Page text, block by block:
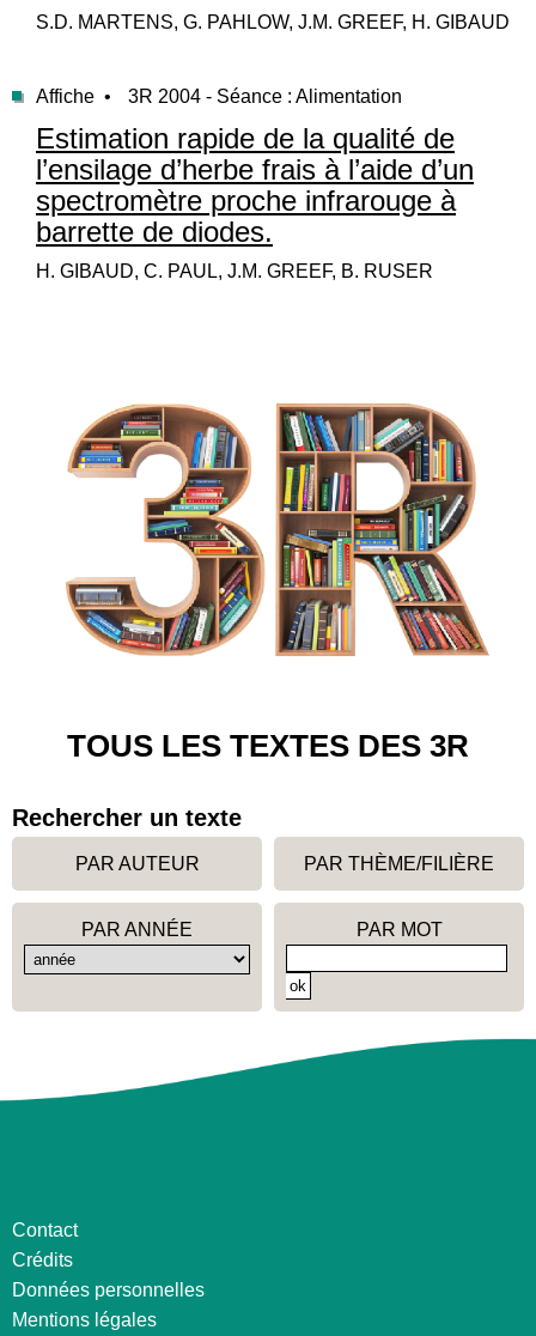
S.D. MARTENS, G. PAHLOW, J.M. GREEF, H. GIBAUD
Affiche • 3R 2004 - Séance : Alimentation
Estimation rapide de la qualité de
l’ensilage d’herbe frais à l’aide d’un
spectromètre proche infrarouge à
barrette de diodes.
H. GIBAUD, C. PAUL, J.M. GREEF, B. RUSER
TOUS LES TEXTES DES 3R
Rechercher un texte
PAR AUTEUR PAR THÈME/FILIÈRE
PAR ANNÉE PAR MOT
Contact
Crédits
Données personnelles
Mentions légales